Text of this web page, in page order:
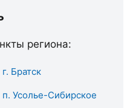
региона:
г. Братск
п. Усолье-Сибирское